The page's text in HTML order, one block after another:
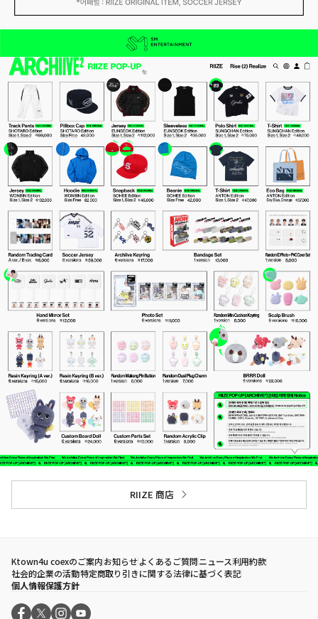
RIIZE 商店
Ktown4u coexのご案内お知らせよくあるご質問ニュース利用約款
社会的企業の活動特定商取り引きに関する法律に基づく表記
個人情報保護方針